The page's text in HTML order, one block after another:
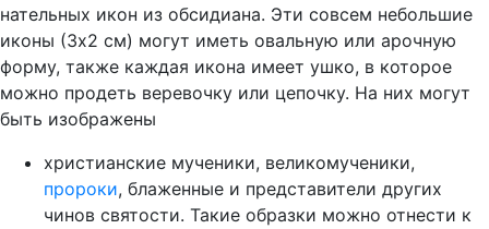
нательных икон из обсидиана. Эти совсем небольшие
иконы (3х2 см) могут иметь овальную или арочную
форму, также каждая икона имеет ушко, в которое
можно продеть веревочку или цепочку. На них могут
быть изображены
христианские мученики, великомученики,
пророки, блаженные и представители других
чинов святости. Такие образки можно отнести к